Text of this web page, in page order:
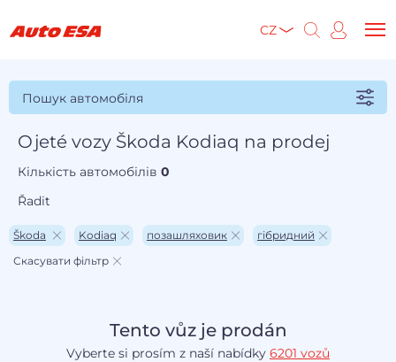
CZ
Пошук автомобіля
Ojeté vozy Škoda Kodiaq na prodej
Кількість автомобілів0
Řadit
Škoda Kodiaq позашляховик
гібридний
Скасувати фільтр
Tento vůz je prodán
Vyberte si prosím z naší nabídky 6201 vozů